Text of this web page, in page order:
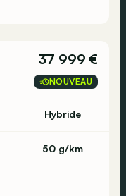
37 999 €
NOUVEAU
Hybride
50 g/km